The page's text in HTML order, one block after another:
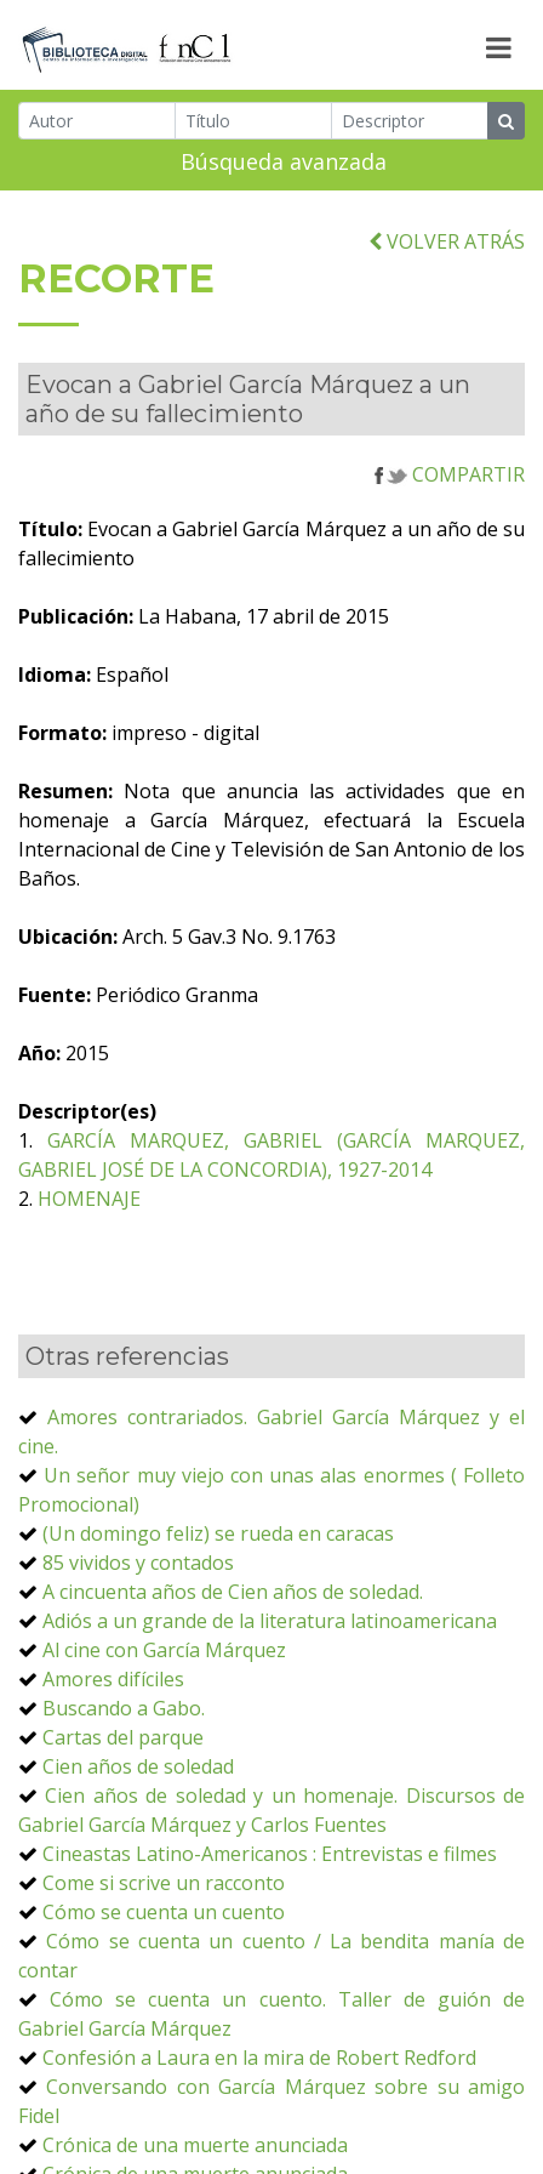
Búsqueda avanzada
VOLVER ATRÁS
RECORTE
Evocan a Gabriel García Márquez a un
año de su fallecimiento
COMPARTIR
Título: Evocan a Gabriel García Márquez a un año de su
fallecimiento
Publicación: La Habana, 17 abril de 2015
Idioma: Español
Formato: impreso - digital
Resumen: Nota que anuncia las actividades que en
homenaje a García Márquez, efectuará la Escuela
Internacional de Cine y Televisión de San Antonio de los
Baños.
Ubicación:Arch. 5 Gav.3 No. 9.1763
Fuente: Periódico Granma
Año: 2015
Descriptor(es)
1. GARCÍA MARQUEZ, GABRIEL (GARCÍA MARQUEZ,
GABRIEL JOSÉ DE LA CONCORDIA), 1927-2014
2. HOMENAJE
Otras referencias
Amores contrariados. Gabriel García Márquez y el
cine.
Un señor muy viejo con unas alas enormes ( Folleto
Promocional)
(Un domingo feliz) se rueda en caracas
85 vividos y contados
A cincuenta años de Cien años de soledad.
Adiós a un grande de la literatura latinoamericana
Al cine con García Márquez
Amores difíciles
Buscando a Gabo.
Cartas del parque
Cien años de soledad
Cien años de soledad y un homenaje. Discursos de
Gabriel García Márquez y Carlos Fuentes
Cineastas Latino-Americanos : Entrevistas e filmes
Come si scrive un racconto
Cómo se cuenta un cuento
Cómo se cuenta un cuento / La bendita manía de
contar
Cómo se cuenta un cuento. Taller de guión de
Gabriel García Márquez
Confesión a Laura en la mira de Robert Redford
Conversando con García Márquez sobre su amigo
Fidel
Crónica de una muerte anunciada